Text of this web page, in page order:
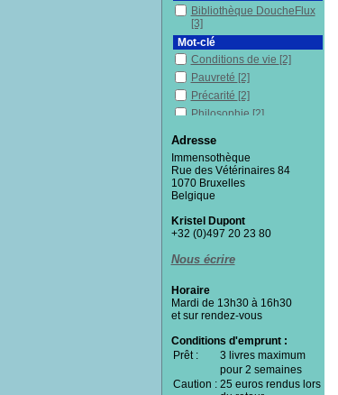
Bibliothèque DoucheFlux
[3]
Mot-clé
Conditions de vie [2]
Pauvreté [2]
Précarité [2]
Philosophie [2]
Lutte contre la pauvreté
Intégration sociale[1]
Lutte de classes
Marginaux
Migration[1]
Nécropolitique[1]
Pays de l'Union
Réfugiés
Revenu minimum
d'insertion[1]
Sans-chez-soi
Soins de santé[1]
Solidarité[1]
Vulnérabilité(s)[1]
Adresse
Immensothèque
Rue des Vétérinaires 84
1070 Bruxelles
Belgique
Kristel Dupont
+32 (0)497 20 23 80
Nous écrire
Horaire
Mardi de 13h30 à 16h30
et sur rendez-vous
Conditions d'emprunt :
Prêt :
3 livres maximum
pour 2 semaines
Caution : 25 euros rendus lors